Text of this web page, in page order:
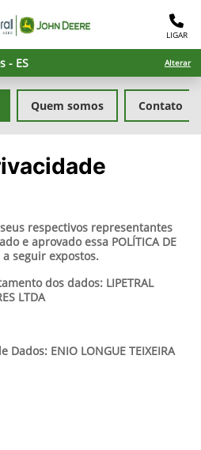
LIGAR
- ES Alterar
Quem somos Contato
seus respectivos representantes
e aprovado essa POLÍTICA DE
a seguir expostos.
dos dados: LIPETRAL
LTDA
ENIO LONGUE TEIXEIRA